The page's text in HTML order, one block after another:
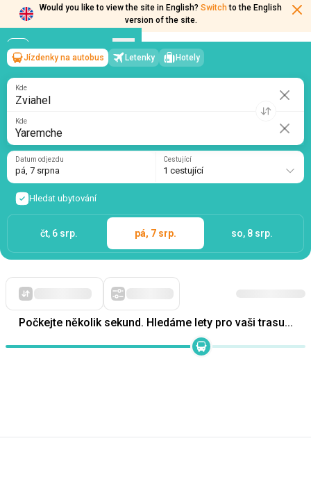
Would you like to view the site in English? Switch to the English
version of the site.
Zviahel→Yaremche
pá, 7 srpna/1 cestující
Jízdenky na autobus Letenky Hotely
Kde
Kde
Datum odjezdu
pá, 7 srpna
Cestující
1 cestující
Hledat ubytování
čt, 6 srp. pá, 7 srp. so, 8 srp.